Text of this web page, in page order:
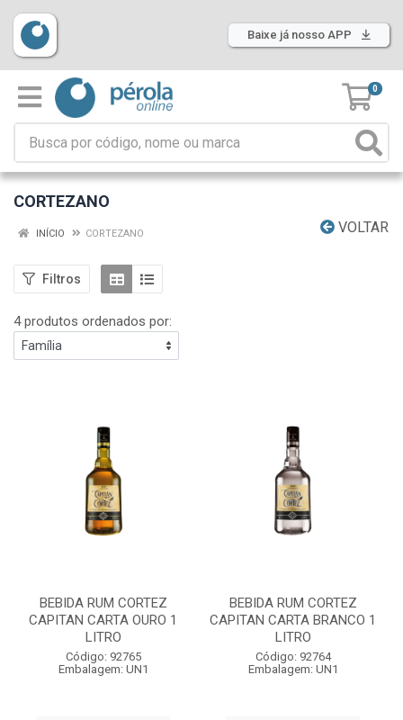
Baixe já nosso APP
0
CORTEZANO
VOLTAR
INÍCIO CORTEZANO
Filtros
4 produtos ordenados por:
BEBIDA RUM CORTEZ
CAPITAN CARTA OURO 1
LITRO
Código: 92765
Embalagem: UN1
BEBIDA RUM CORTEZ
CAPITAN CARTA BRANCO 1
LITRO
Código: 92764
Embalagem: UN1